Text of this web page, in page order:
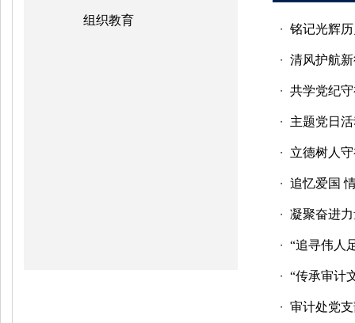
组织教育
・ 铭记光辉
・ 清风护航
・ 共学党纪
・ 主题党日
・ 立德树人
・ 追忆爱国
・ 凝聚奋进
・ “追寻伟人
・ “传承审计
・ 审计处党